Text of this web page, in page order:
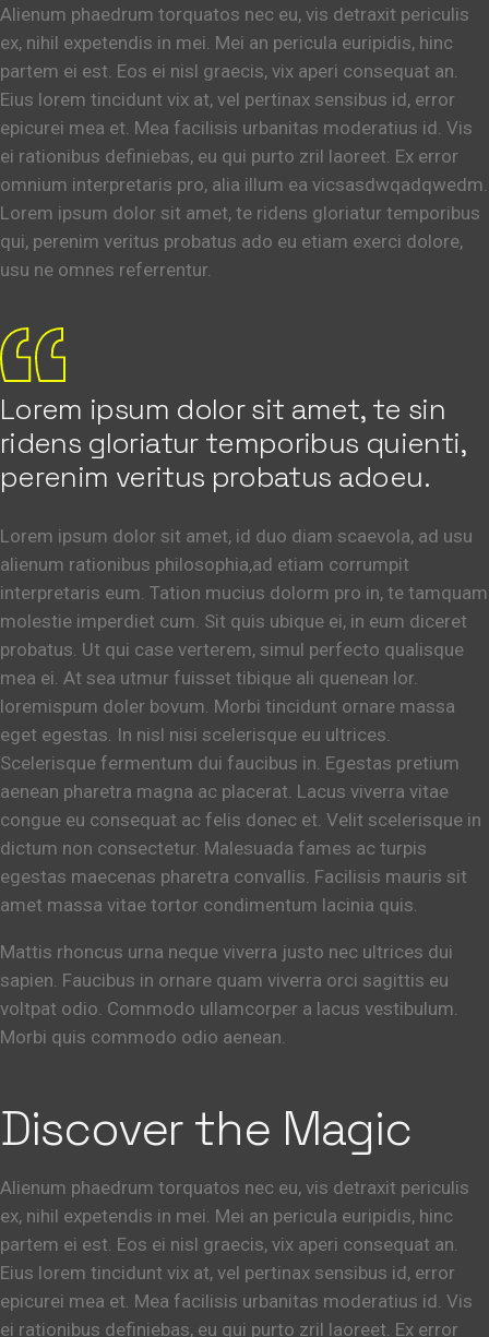
Alienum phaedrum torquatos nec eu, vis detraxit periculis
ex, nihil expetendis in mei. Mei an pericula euripidis, hinc
partem ei est. Eos ei nisl graecis, vix aperi consequat an.
Eius lorem tincidunt vix at, vel pertinax sensibus id, error
epicurei mea et. Mea facilisis urbanitas moderatius id. Vis
ei rationibus definiebas, eu qui purto zril laoreet. Ex error
omnium interpretaris pro, alia illum ea vicsasdwqadqwedm.
Lorem ipsum dolor sit amet, te ridens gloriatur temporibus
qui, perenim veritus probatus ado eu etiam exerci dolore,
usu ne omnes referrentur.
Lorem ipsum dolor sit amet, te sin
ridens gloriatur temporibus quienti,
perenim veritus probatus adoeu.
Lorem ipsum dolor sit amet, id duo diam scaevola, ad usu
alienum rationibus philosophia,ad etiam corrumpit
interpretaris eum. Tation mucius dolorm pro in, te tamquam
molestie imperdiet cum. Sit quis ubique ei, in eum diceret
probatus. Ut qui case verterem, simul perfecto qualisque
mea ei. At sea utmur fuisset tibique ali quenean lor.
loremispum doler bovum. Morbi tincidunt ornare massa
eget egestas. In nisl nisi scelerisque eu ultrices.
Scelerisque fermentum dui faucibus in. Egestas pretium
aenean pharetra magna ac placerat. Lacus viverra vitae
congue eu consequat ac felis donec et. Velit scelerisque in
dictum non consectetur. Malesuada fames ac turpis
egestas maecenas pharetra convallis. Facilisis mauris sit
amet massa vitae tortor condimentum lacinia quis.
Mattis rhoncus urna neque viverra justo nec ultrices dui
sapien. Faucibus in ornare quam viverra orci sagittis eu
voltpat odio. Commodo ullamcorper a lacus vestibulum.
Morbi quis commodo odio aenean.
Discover the Magic
Alienum phaedrum torquatos nec eu, vis detraxit periculis
ex, nihil expetendis in mei. Mei an pericula euripidis, hinc
partem ei est. Eos ei nisl graecis, vix aperi consequat an.
Eius lorem tincidunt vix at, vel pertinax sensibus id, error
epicurei mea et. Mea facilisis urbanitas moderatius id. Vis
ei rationibus definiebas, eu qui purto zril laoreet. Ex error